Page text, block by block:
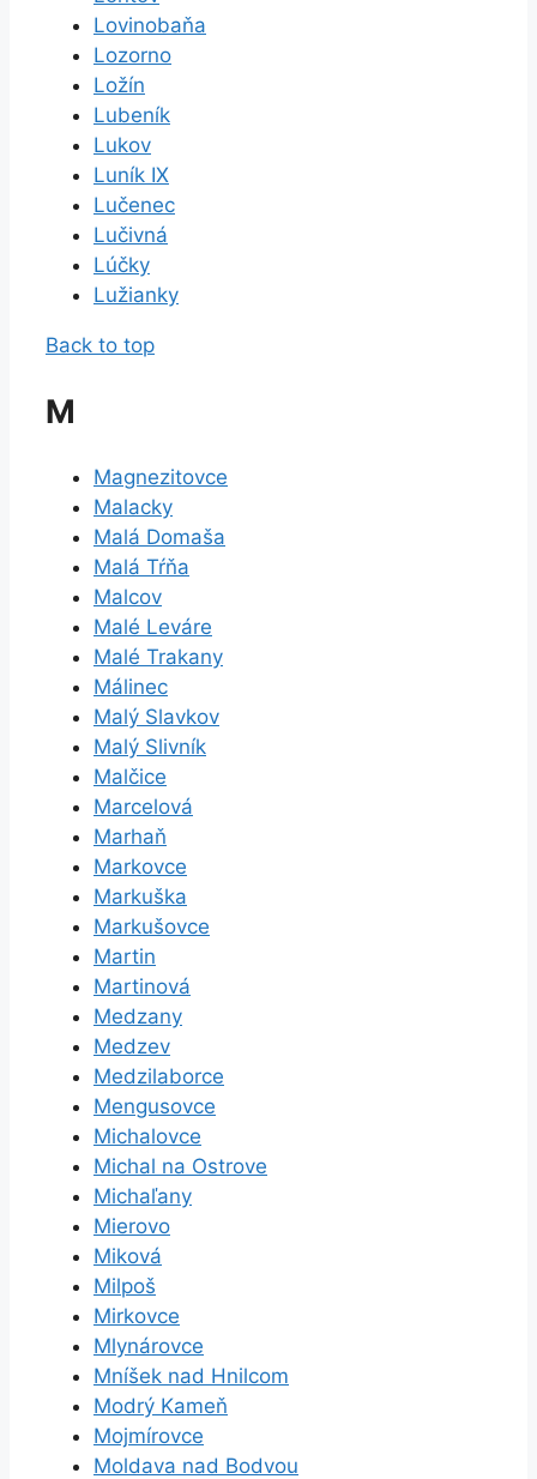
Lovinobaňa
Lozorno
Ložín
Lubeník
Lukov
Luník IX
Lučenec
Lučivná
Lúčky
Lužianky
Back to top
M
Magnezitovce
Malacky
Malá Domaša
Malá Tŕňa
Malcov
Malé Leváre
Malé Trakany
Málinec
Malý Slavkov
Malý Slivník
Malčice
Marcelová
Marhaň
Markovce
Markuška
Markušovce
Martin
Martinová
Medzany
Medzev
Medzilaborce
Mengusovce
Michalovce
Michal na Ostrove
Michaľany
Mierovo
Miková
Milpoš
Mirkovce
Mlynárovce
Mníšek nad Hnilcom
Modrý Kameň
Mojmírovce
Moldava nad Bodvou